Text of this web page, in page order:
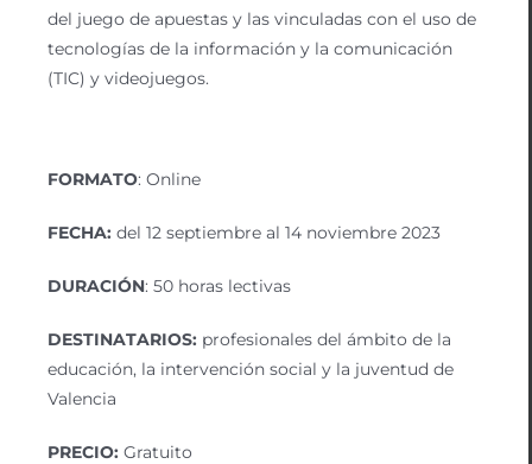
del juego de apuestas y las vinculadas con el uso de
tecnologías de la información y la comunicación
(TIC) y videojuegos.
FORMATO: Online
FECHA: del 12 septiembre al 14 noviembre 2023
DURACIÓN: 50 horas lectivas
DESTINATARIOS: profesionales del ámbito de la
educación, la intervención social y la juventud de
Valencia
PRECIO: Gratuito